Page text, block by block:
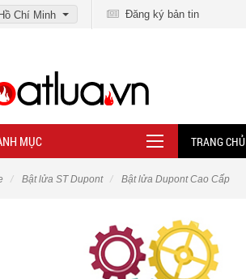
Hồ Chí Minh Đăng ký bản tin
MỤC TRANG CHỦ
Bật lửa ST Dupont Bật lửa Dupont Cao Cấp